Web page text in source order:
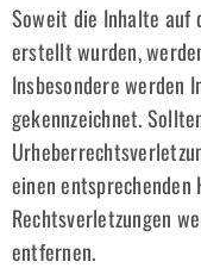
Soweit die Inhalte auf
erstellt wurden,
Insbesondere werden
gekennzeichnet.
einen entsprechenden
Rechtsverletzungen
entfernen.